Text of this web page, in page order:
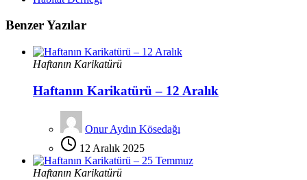
Benzer Yazılar
Haftanın Karikatürü
Haftanın Karikatürü – 12 Aralık
Onur Aydın Kösedağı
12 Aralık 2025
Haftanın Karikatürü